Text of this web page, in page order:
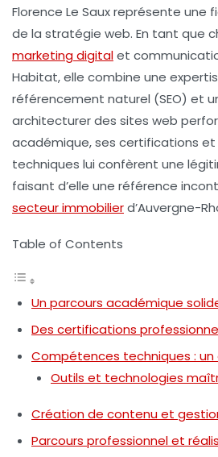
Florence Le Saux représente une
de la stratégie web. En tant que
marketing digitalet
Habitat, elle combine une
référencement naturel (SEO) et
architecturer des sites web
académique, ses certifications
techniques lui confèrent une
faisant d’elle une référence
secteur immobilierd’Auvergne-
Table of Contents
Un parcours académique
Des certifications
Compétences techniques : un
Outils et technologies
Création de contenu et
Parcours professionnel et